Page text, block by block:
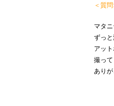
＜質
マタ
ずっ
アッ
撮っ
ありが